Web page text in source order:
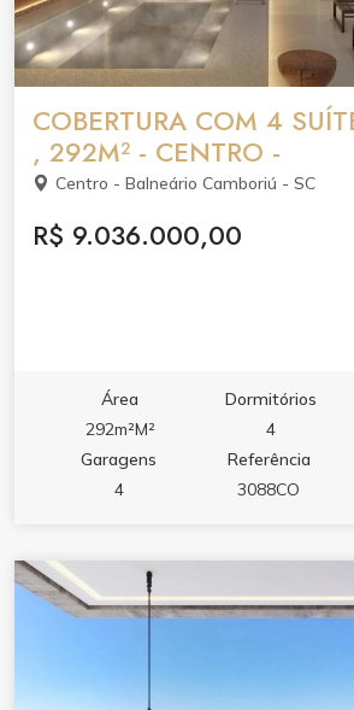
COBERTURA COM 4
, 292M² - CENTRO -
Centro - Balneário Camboriú - SC
R$ 9.036.000,00
Área
292m²M²
Dormitórios
4
Garagens
4
Referência
3088CO